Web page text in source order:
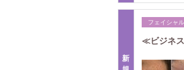
新
フェイシャル
≪ビジネス